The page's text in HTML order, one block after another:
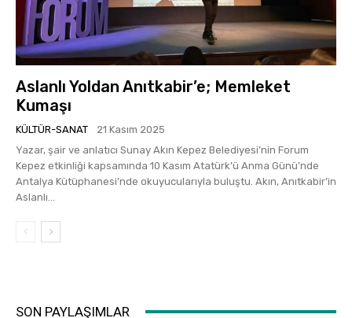
Aslanlı Yoldan Anıtkabir’e; Memleket
Kumaşı
KÜLTÜR-SANAT
21 Kasım 2025
Yazar, şair ve anlatıcı Sunay Akın Kepez Belediyesi’nin Forum
Kepez etkinliği kapsamında 10 Kasım Atatürk’ü Anma Günü’nde
Antalya Kütüphanesi’nde okuyucularıyla buluştu. Akın, Anıtkabir’in
Aslanlı...
SON PAYLAŞIMLAR